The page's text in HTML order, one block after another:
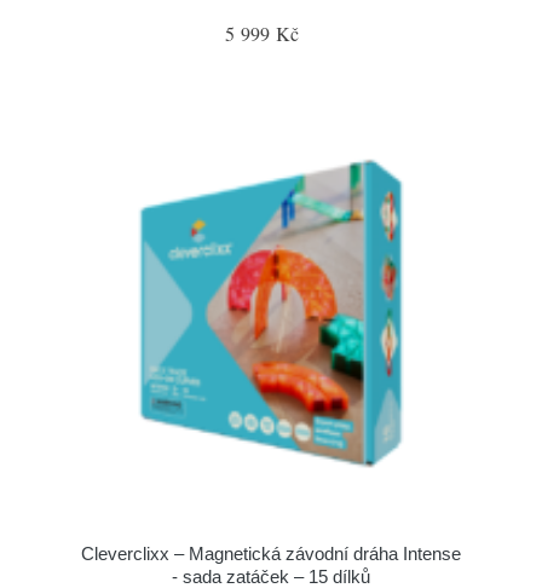
5 999 Kč
Cleverclixx – Magnetická závodní dráha Intense
- sada zatáček – 15 dílků